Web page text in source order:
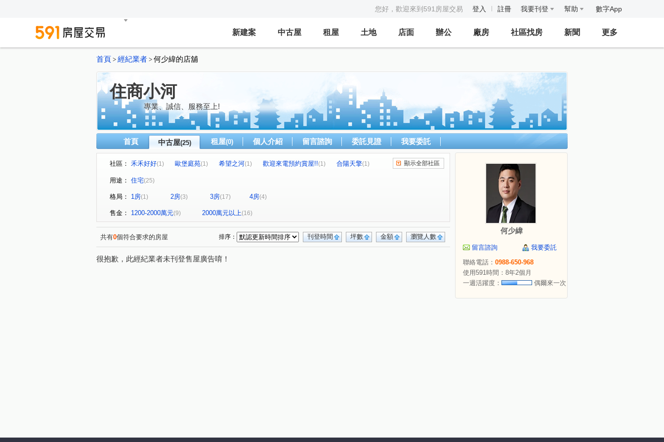
您好，歡迎來到591房屋交易 登入 註冊 我要刊登 幫助 數字App
新建案 中古屋 租屋 土地 店面 辦公 廠房 社區找房 新聞 更多
首頁 > 經紀業者 > 何少緯的店舖
住商小河
專業、誠信、服務至上!
首頁 中古屋(25) 租屋(0) 個人介紹 留言諮詢 委託見證 我要委託
社區： 禾禾好好(1) 歐堡庭苑(1) 希望之河(1) 歡迎來電預約賞屋!!(1) 合陽天擎(1)
尼斯公爵
滿意家 歡迎來電預約賞屋!!(1) 薪世界A區
阿曼(1) METRO PARK(1) 誠鑫 (1)
北宜路一段(1) 中央三街(1) 新店後街(1) 安光路(1) 秀朗路三段(1)
安興路(1) 建國路(1) 政大二街(1) 中正路(2) 安忠路 (1)
安和路二段(1) 吉林路(1) 安民街(1) 民族路(1) 永平街(1) 辛亥路四段(1)
佳林路(1) 同德五街(1) 板南路
顯示全部社區
用途： 住宅(25)
格局： 1房(1) 2房(3) 3房(17) 4房(4)
售金： 1200-2000萬元(9) 2000萬元以上(16)
共有0個符合要求的房屋 瀏覽人數
金額
坪數
刊登時間
排序：
很抱歉，此經紀業者未刊登售屋廣告唷！
何少緯
留言諮詢
我要委託
聯絡電話： 0988-650-968
使用591時間：8年2個月
一週活躍度：
偶爾來一次